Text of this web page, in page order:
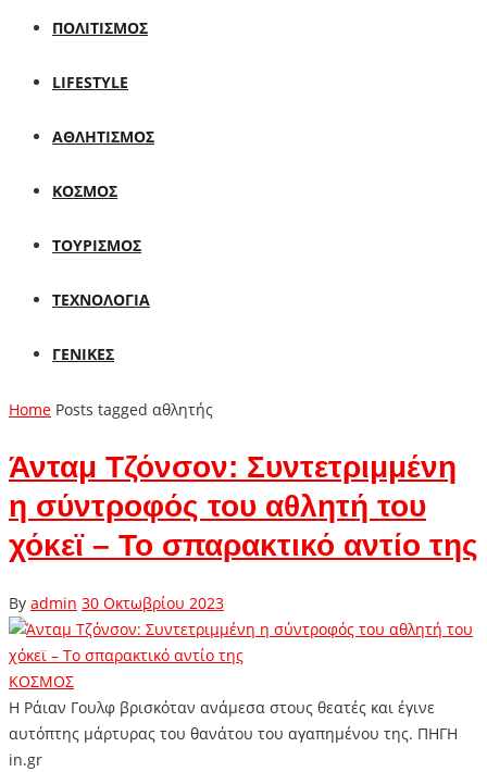
ΠΟΛΙΤΙΣΜΟΣ
LIFESTYLE
ΑΘΛΗΤΙΣΜΟΣ
ΚΟΣΜΟΣ
ΤΟΥΡΙΣΜΟΣ
ΤΕΧΝΟΛΟΓΙΑ
ΓΕΝΙΚΕΣ
Home Posts tagged αθλητής
Άνταμ Τζόνσον: Συντετριμμένη
η σύντροφός του αθλητή του
χόκεϊ – Το σπαρακτικό αντίο της
By admin 30 Οκτωβρίου 2023
ΚΟΣΜΟΣ
Η Ράιαν Γουλφ βρισκόταν ανάμεσα στους θεατές και έγινε
αυτόπτης μάρτυρας του θανάτου του αγαπημένου της. ΠΗΓΗ
in.gr